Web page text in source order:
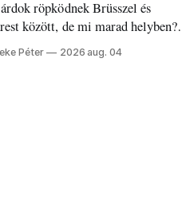
röpködnek Brüsszel és
között, de mi marad helyben?
a PNRR-pénzeket
Péter 2026 aug. 04